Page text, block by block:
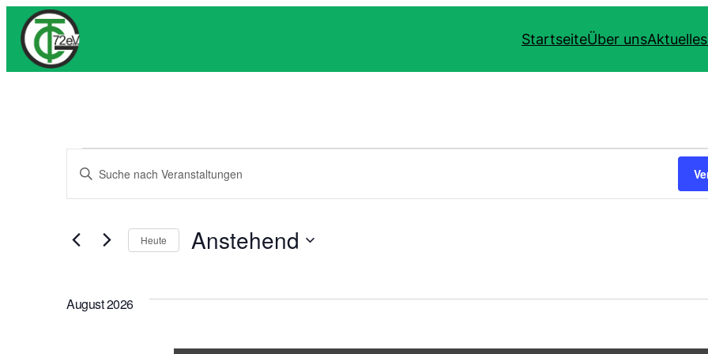
StartseiteÜber unsAktuelles
Veranstaltungen
Veranstaltungen
Suche
und
Ansichten,
Bitte
Suche
Schlüsselwort.
Heute Anstehend
August 2026